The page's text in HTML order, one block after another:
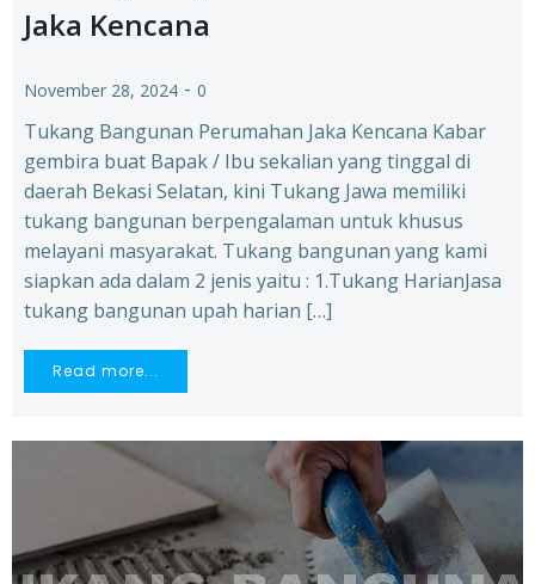
Jaka Kencana
November 28, 2024 - 0
Tukang Bangunan Perumahan Jaka Kencana Kabar
gembira buat Bapak / Ibu sekalian yang tinggal di
daerah Bekasi Selatan, kini Tukang Jawa memiliki
tukang bangunan berpengalaman untuk khusus
melayani masyarakat. Tukang bangunan yang kami
siapkan ada dalam 2 jenis yaitu : 1.Tukang HarianJasa
tukang bangunan upah harian […]
Read more...